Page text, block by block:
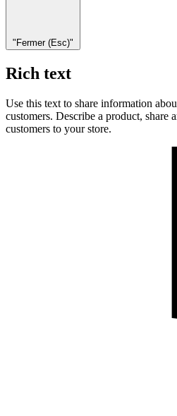
"Fermer (Esc)"
Rich text
Use this text to share information
customers. Describe a product, share
customers to your store.